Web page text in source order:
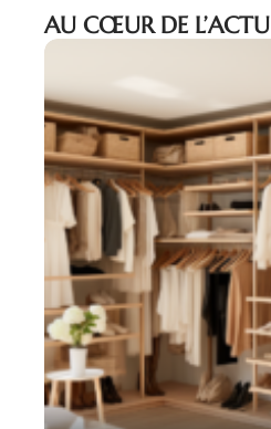
AU CŒUR DE L’ACTU